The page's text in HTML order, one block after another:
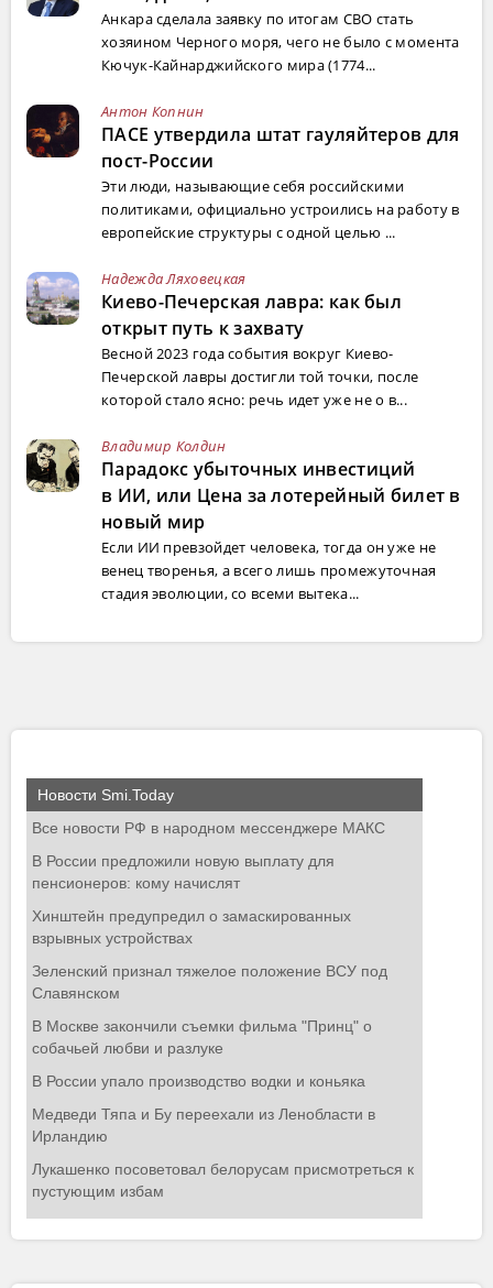
Анкара сделала заявку по итогам СВО стать
хозяином Черного моря, чего не было с момента
Кючук-Кайнарджийского мира (1774...
Антон Копнин
ПАСЕ утвердила штат гауляйтеров для
пост-России
Эти люди, называющие себя российскими
политиками, официально устроились на работу в
европейские структуры с одной целью ...
Надежда Ляховецкая
Киево-Печерская лавра: как был
открыт путь к захвату
Весной 2023 года события вокруг Киево-
Печерской лавры достигли той точки, после
которой стало ясно: речь идет уже не о в...
Владимир Колдин
Парадокс убыточных инвестиций
в ИИ, или Цена за лотерейный билет в
новый мир
Если ИИ превзойдет человека, тогда он уже не
венец творенья, а всего лишь промежуточная
стадия эволюции, со всеми вытека...